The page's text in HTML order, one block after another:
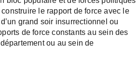
le rapport de force avec le
grand soir insurrectionnel ou
de force constants au sein des
ou au sein de